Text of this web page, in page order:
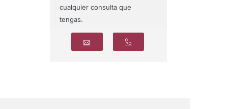
cualquier consulta que
tengas.